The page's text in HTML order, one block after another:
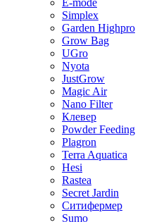
E-mode
Simplex
Garden Highpro
Grow Bag
UGro
Nyota
JustGrow
Magic Air
Nano Filter
Клевер
Powder Feeding
Plagron
Terra Aquatica
Hesi
Rastea
Secret Jardin
Ситифермер
Sumo